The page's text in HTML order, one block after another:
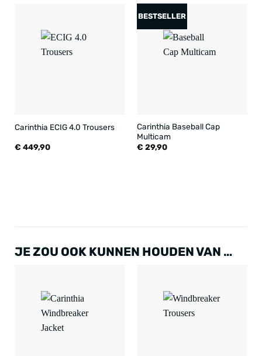
Carinthia ECIG 4.0 Trousers
€ 449,90
BESTSELLER
Carinthia Baseball Cap
Multicam
€ 29,90
JE ZOU OOK KUNNEN HOUDEN VAN …